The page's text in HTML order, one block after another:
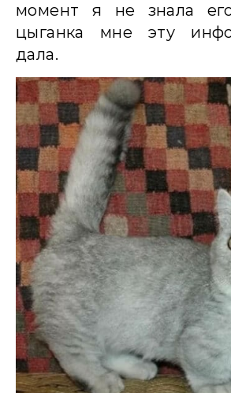
момент я не знала
цыганка мне эту
дала.